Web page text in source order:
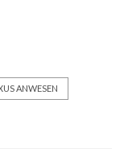
ANWESEN